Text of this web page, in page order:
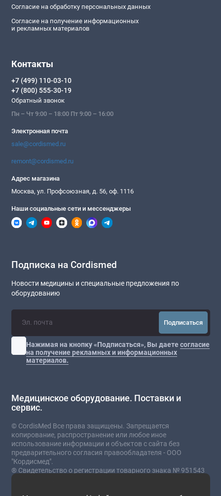
Согласие на обработку персональных данных
Согласие на получение информационных
и рекламных материалов
Контакты
+7 (499) 110-03-10
+7 (800) 555-30-19
Обратный звонок
Пн – Чт 9:00 – 18:00 Пт 9:00 – 16:00
Электронная почта
sale@cordismed.ru
remont@cordismed.ru
Адрес магазина
Москва, ул. Профсоюзная, д. 56, оф. 1116
Наши социальные сети и мессенджеры
Подписка на Cordismed
Новости медицины и специальные предложения по
оборудованию
Подписаться
Нажимая на кнопку «Подписаться», Вы даетесогласие
на получение рекламных и информационных
материалов.
Медицинское оборудование. Поставки и
сервис.
© CordisMed Все права защищены. Запрещается
копирование, распространение или любое иное
использование информации и объектов с сайта без
предварительного согласия правообладателя - ООО
"Кордисмед".
® Свидетельство о регистрации товарного знака № 951543
от 03.07.2023